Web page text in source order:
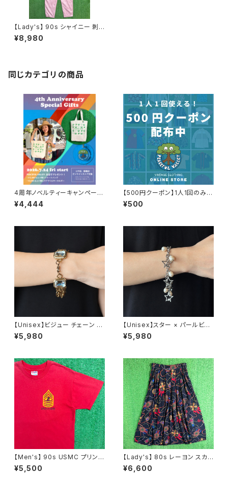
【Lady's】 90s シャイニー 刺
繍デザイン ジャンプスーツ / ア
メリカ製 USA製 90年代 古着
¥8,980
同じカテゴリの商品
4周年ノベルティーキャンペーン
開催中！
¥4,444
【500円クーポン】1人1回のみご
利用可能！
¥500
【Unisex】ビジュー チェーン ブ
レスレット / 古着 アクセサリー
N0737
¥5,980
【Unisex】スター × パールビー
ズ チャーム チェーン ブレスレッ
ト / 古着 アクセサリー N1109
¥5,980
【Men's】 90s USMC プリント
Tシャツ / アメリカ製 USA製 9
0年代 ティーシャツ T-Shirt 古
¥5,500
【Lady's】 80s レーヨン スカ
ーフ柄 スカート / 80年代 古着
レディース 総柄 2266
¥6,600